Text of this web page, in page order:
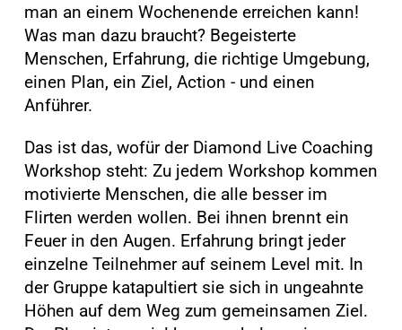
man an einem Wochenende erreichen kann!
Was man dazu braucht? Begeisterte
Menschen, Erfahrung, die richtige Umgebung,
einen Plan, ein Ziel, Action - und einen
Anführer.
Das ist das, wofür der Diamond Live Coaching
Workshop steht: Zu jedem Workshop kommen
motivierte Menschen, die alle besser im
Flirten werden wollen. Bei ihnen brennt ein
Feuer in den Augen. Erfahrung bringt jeder
einzelne Teilnehmer auf seinem Level mit. In
der Gruppe katapultiert sie sich in ungeahnte
Höhen auf dem Weg zum gemeinsamen Ziel.